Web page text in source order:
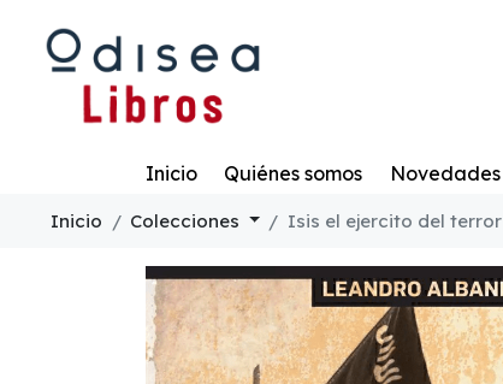
Inicio Quiénes somos Novedades
Inicio Colecciones Isis el ejercito del terror